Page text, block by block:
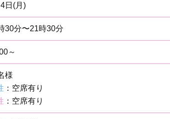
日(月)
30分〜21時30分
～
様
：空席有り
：空席有り